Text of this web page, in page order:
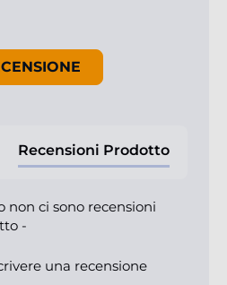
Recensioni Prodotto
non ci sono recensioni
-
una recensione